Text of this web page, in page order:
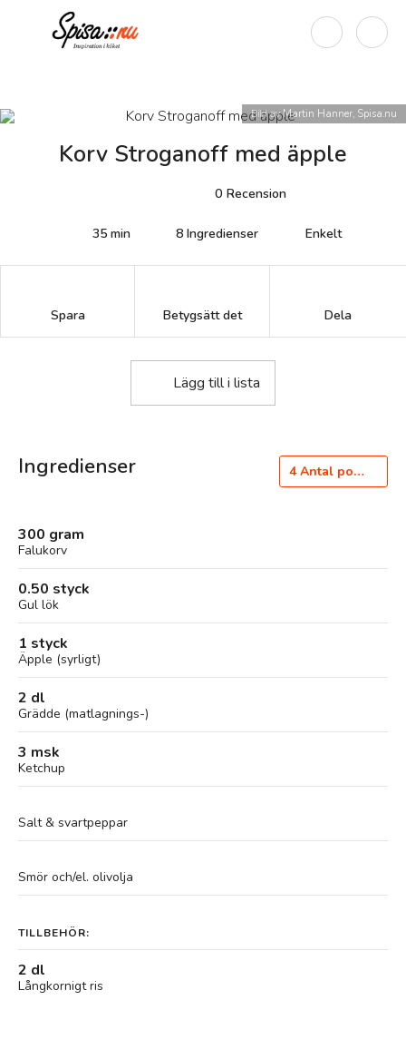
Bild av Martin Hanner, Spisa.nu
Korv Stroganoff med äpple
0 Recension
35 min 8 Ingredienser Enkelt
Spara Betygsätt det Dela
Lägg till i lista
Ingredienser 4 Antal portioner
300 gram
Falukorv
0.50 styck
Gul lök
1 styck
Äpple (syrligt)
2 dl
Grädde (matlagnings-)
3 msk
Ketchup
Salt & svartpeppar
Smör och/el. olivolja
TILLBEHÖR:
2 dl
Långkornigt ris